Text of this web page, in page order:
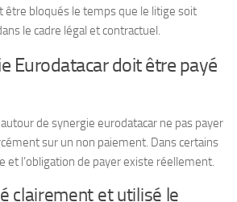
bloqués le temps que le litige soit
le cadre légal et contractuel.
Eurodatacar doit être payé
de synergie eurodatacar ne pas payer
sur un non paiement. Dans certains
et l’obligation de payer existe réellement.
clairement et utilisé le